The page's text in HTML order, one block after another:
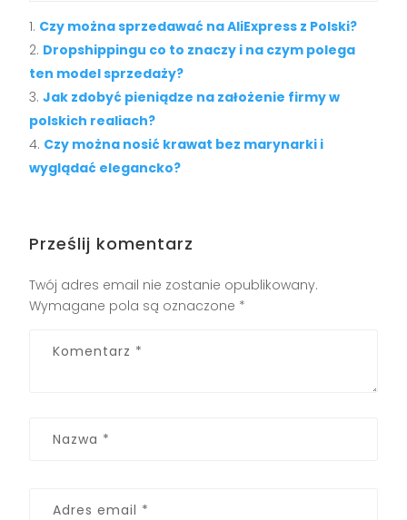
Czy można sprzedawać na AliExpress z Polski?
Dropshippingu co to znaczy i na czym polega
ten model sprzedaży?
Jak zdobyć pieniądze na założenie firmy w
polskich realiach?
Czy można nosić krawat bez marynarki i
wyglądać elegancko?
Prześlij komentarz
Twój adres email nie zostanie opublikowany.
Wymagane pola są oznaczone *